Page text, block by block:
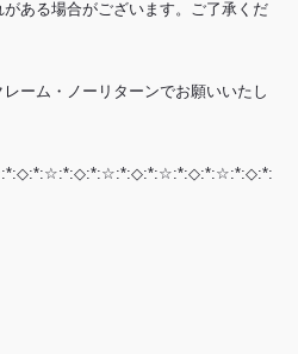
ある場合がございます。ご了承くだ
ーム・ノーリターンでお願いいたし